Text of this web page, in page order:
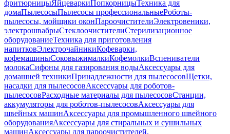
фритюрницыЯйцеваркиПопкорницыТехника для
домаПылесосыПылесосы профессиональныеРоботы-
пылесосы, мойщики оконПароочистителиЭлектровеники,
электрошвабрыСтеклоочистителиСтерилизационное
оборудованиеТехника для приготовления
напитковЭлектрочайникиКофеварки,
кофемашиныСоковыжималкиКофемолкиВспениватели
молокаСифоны для газирования водыАксессуары для
домашней техникиПринадлежности для пылесосовЩетки,
насадки для пылесосовАксессуары для роботов-
пылесосовРасходные материалы для пылесосовСтанции,
аккумуляторы для роботов-пылесосовАксессуары для
швейных машинАксессуары для промышленного швейного
оборудованияАксессуары для стиральных и сушильных
машинАксессуары для пароочистителей,